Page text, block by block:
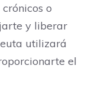
o
y liberar
utilizará
el